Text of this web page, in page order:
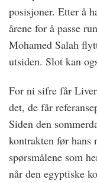
posisjoner. Etter å
årene for å passe
Mohamed Salah
utsiden. Slot kan
For ni sifre får
det, de får
Siden den
kontrakten før hans
spørsmålene som
når den egyptiske